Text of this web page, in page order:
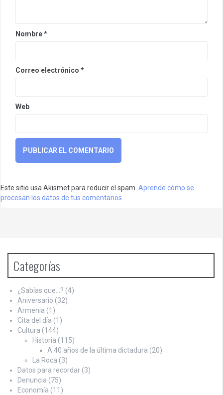
Nombre*
Correo electrónico *
Web
Este sitio usa Akismet para reducir el spam. Aprende cómo se
procesan los datos de tus comentarios.
Categorías
¿Sabías que…? (4)
Aniversario (32)
Armenia (1)
Cita del día (1)
Cultura (144)
Historia (115)
A 40 años de la última dictadura (20)
La Roca (3)
Datos para recordar (3)
Denuncia (75)
Economía (11)